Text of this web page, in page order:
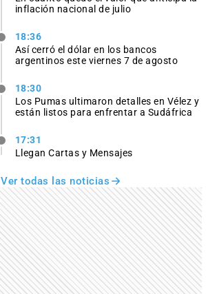
inflación nacional de julio
18:36
Así cerró el dólar en los bancos
argentinos este viernes 7 de agosto
18:30
Los Pumas ultimaron detalles en Vélez y
están listos para enfrentar a Sudáfrica
17:31
Llegan Cartas y Mensajes
Ver todas las noticias